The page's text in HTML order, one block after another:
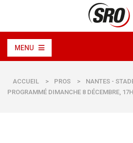
MENU
ACCUEIL > PROS >
NANTES -
PROGRAMMÉ DIMANCHE 8 DÉCEMBRE,